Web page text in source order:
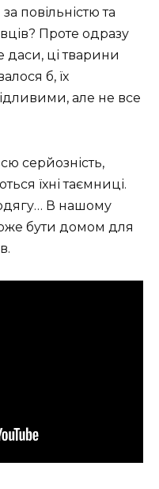
повільністю та
Проте одразу
даси, ці тварини
б, їх
але не все
серйозність,
їхні таємниці.
В нашому
бути домом для